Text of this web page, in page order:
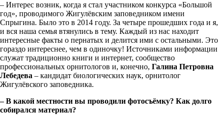
– Интерес возник, когда я стал участником конкурса «Большой
год», проводимого Жигулёвским заповедником имени
Спрыгина. Было это в 2014 году. За четыре прошедших года и я,
и вся наша семья втянулись в тему. Каждый из нас находит
интересные факты о пернатых и делится ими с остальными. Это
гораздо интереснее, чем в одиночку! Источниками информации
служат традиционно книги и интернет, сообщество
профессиональных орнитологов и, конечно, Галина Петровна
Лебедева – кандидат биологических наук, орнитолог
Жигулёвского заповедника.
– В какой местности вы проводили фотосъёмку? Как долго
собирался материал?